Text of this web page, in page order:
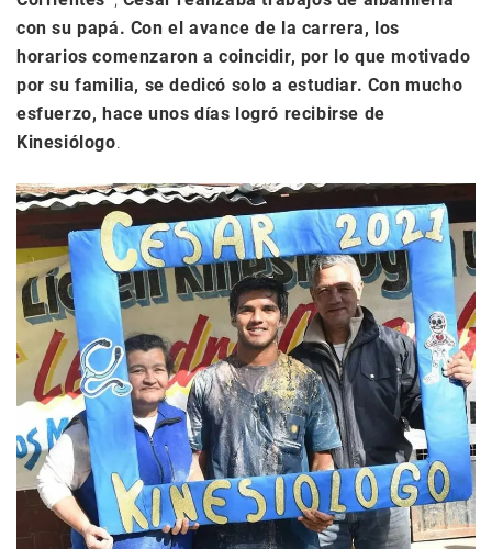
con su papá. Con el avance de la carrera, los
horarios comenzaron a coincidir, por lo que motivado
por su familia, se dedicó solo a estudiar. Con mucho
esfuerzo, hace unos días logró recibirse de
Kinesiólogo.